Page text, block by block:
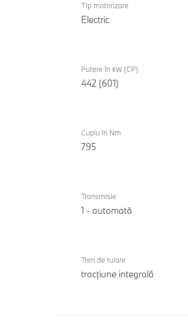
i5 M60
xDrive
Tip motorizare
Electric
Putere în kW (CP)
442 (601)
Cuplu în Nm
795
Transmisie
1 - automată
Tren de rulare
tracțiune integrală